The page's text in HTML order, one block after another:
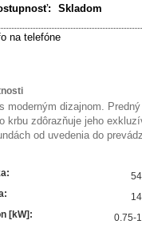
Skladom
na telefóne
moderným dizajnom.
krbu zdôrazňuje jeho
od uvedenia do
:
:
[kW] : 0.75-